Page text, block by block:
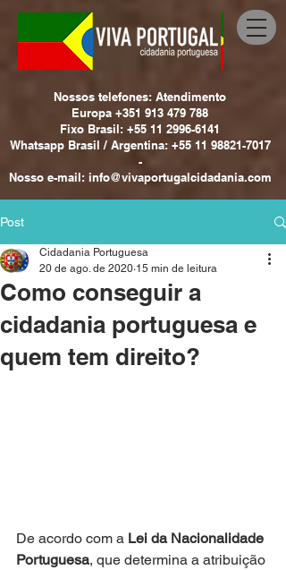
Nossos telefones: Atendimento
Europa +351 913 479 788
Fixo Brasil: +55 11 2996-6141
Whatsapp Brasil / Argentina: +55 11 98821-7017
-
Nosso e-mail: info@vivaportugalcidadania.com
Post
Como conseguir a
cidadania portuguesa e
quem tem direito?
Cidadania Portuguesa
20 de ago. de 2020 15 min de leitura
De acordo com a Lei da Nacionalidade
Portuguesa, que determina a atribuição